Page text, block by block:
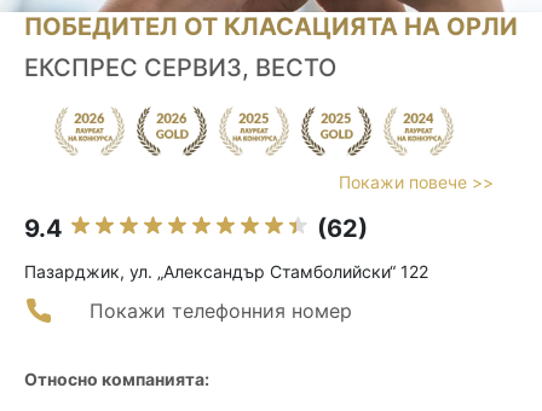
ПОБЕДИТЕЛ ОТ КЛАСАЦИЯТА НА ОРЛИ
ЕКСПРЕС СЕРВИЗ, ВЕСТО
Покажи повече >>
9.4 (62)
Пазарджик, ул. „Александър Стамболийски“ 122
Покажи телефонния номер
Относно компанията: